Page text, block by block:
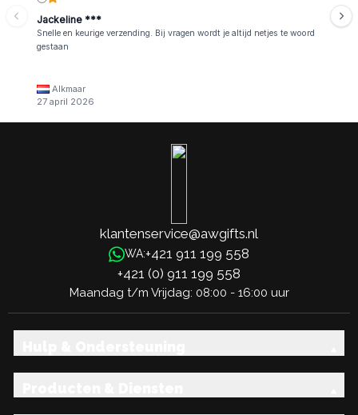
Jackeline ***
Snelle en keurige verzending. Bij vragen wordt je altijd netjes te woord
gestaan
Alkmaar
27 april 2026
klantenservice@awgifts.nl
WA:+421 911 199 558
+421 (0) 911 199 558
Maandag t/m Vrijdag: 08:00 - 16:00 uur